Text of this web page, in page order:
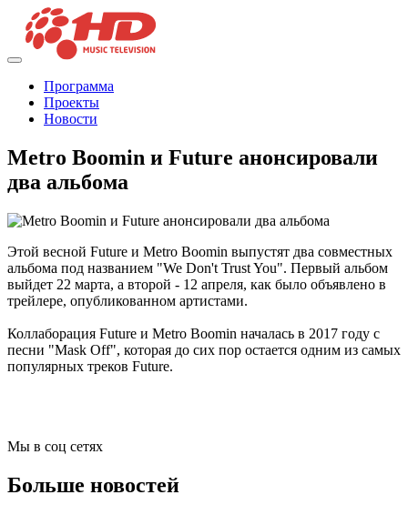
Программа
Проекты
Новости
Metro Boomin и Future анонсировали
два альбома
Этой весной Future и Metro Boomin выпустят два совместных
альбома под названием "We Don't Trust You". Первый альбом
выйдет 22 марта, а второй - 12 апреля, как было объявлено в
трейлере, опубликованном артистами.
Коллаборация Future и Metro Boomin началась в 2017 году с
песни "Mask Off", которая до сих пор остается одним из самых
популярных треков Future.
Мы в соц сетях
Больше новостей